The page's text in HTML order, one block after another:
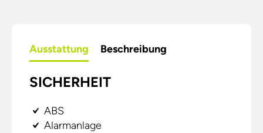
Ausstattung Beschreibung
SICHERHEIT
ABS
Alarmanlage